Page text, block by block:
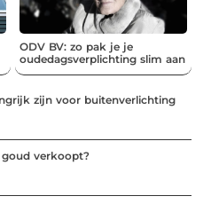
ODV BV: zo pak je je
oudedagsverplichting slim aan
zijn voor buitenverlichting
verkoopt?